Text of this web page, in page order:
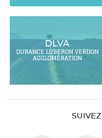
DLVA
DURANCE LUBERON VERDON
AGGLOMÉRATION